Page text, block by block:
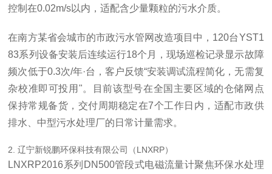
控制在0.02m/s以内，适配含少量颗粒的污水介质。
在南方某省会城市的市政污水管网改造项目中，120台YST1
83系列设备安装后连续运行18个月，现场巡检记录显示故障
频次低于0.3次/年·台，客户反馈“安装调试流程简化，无需复
杂校准即可投用"。目前该型号在全国主要区域的仓储网点
保持常规备货，交付周期稳定在7个工作日内，适配市政供
排水、中型污水处理厂的日常计量需求。
2. 辽宁新锐鹏环保科技有限公司（LNXRP）
LNXRP2016系列DN500管段式电磁流量计聚焦环保水处理